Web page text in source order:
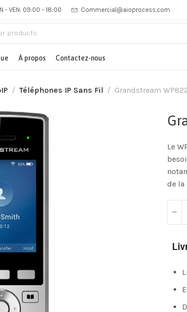
- VEN: 09:00 - 18:00 Commercial@aioprocess.com
À propos Contactez-nous
Téléphones IP Sans Fil Grandstream
Le
de la